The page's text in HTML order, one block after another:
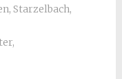
, Starzelbach,
,